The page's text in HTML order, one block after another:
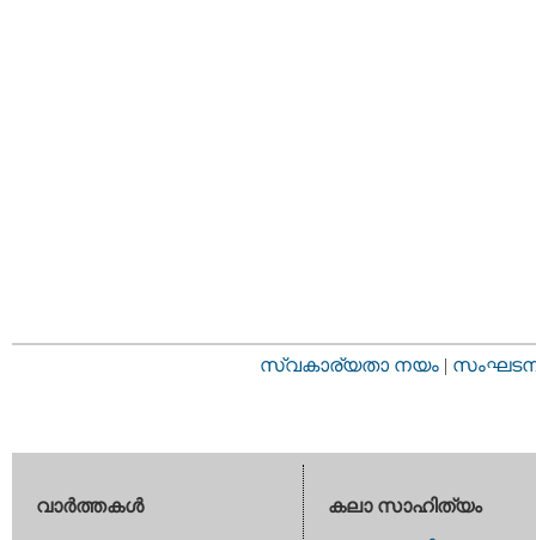
സ്വകാര്യതാ നയം |
വാര്‍ത്തകള്‍
കലാ സാഹിത്യം